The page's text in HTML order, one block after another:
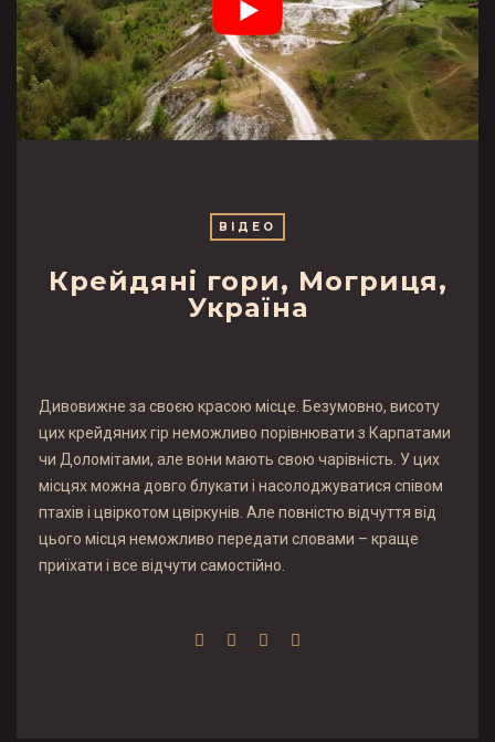
ВІДЕО
Крейдяні гори, Могриця,
Україна
Дивовижне за своєю красою місце. Безумовно, висоту
цих крейдяних гір неможливо порівнювати з Карпатами
чи Доломітами, але вони мають свою чарівність. У цих
місцях можна довго блукати і насолоджуватися співом
птахів і цвіркотом цвіркунів. Але повністю відчуття від
цього місця неможливо передати словами – краще
приїхати і все відчути самостійно.